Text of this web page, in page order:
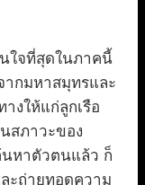
ใจที่สุดในภาคนี้
ากมหาสมุทรและ
งให้แก่ลูกเรือ
สภาวะของ
หาตัวตนแล้ว ก็
ะถ่ายทอดความ